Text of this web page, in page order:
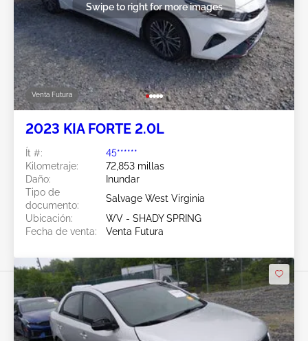
Venta Futura
Swipe to right for more images
2023 KIA FORTE 2.0L
Ít #:
45******
Kilometraje:
72,853 millas
Daño:
Inundar
Tipo de
documento:
Salvage West Virginia
Ubicación:
WV - SHADY SPRING
Fecha de venta:
Venta Futura